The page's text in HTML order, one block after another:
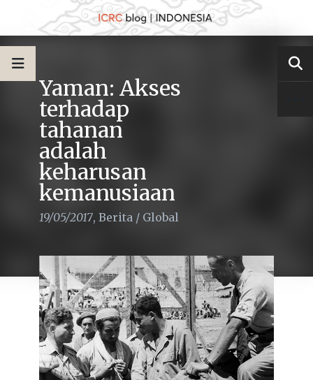
Yaman: Akses
terhadap
tahanan
adalah
keharusan
kemanusiaan
19/05/2017, Berita / Global